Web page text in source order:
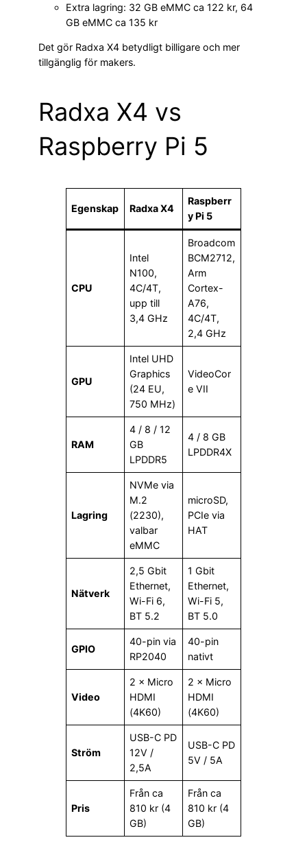
Extra lagring: 32 GB eMMC ca 122 kr, 64
GB eMMC ca 135 kr
Det gör Radxa X4 betydligt billigare och mer
tillgänglig för makers.
Radxa X4 vs
Raspberry Pi 5
Egenskap Radxa X4
Raspberr
y Pi 5
CPU
Intel
N100,
4C/4T,
upp till
3,4 GHz
Broadcom
BCM2712,
Arm
Cortex-
A76,
4C/4T,
2,4 GHz
GPU
Intel UHD
Graphics
(24 EU,
750 MHz)
VideoCor
e VII
RAM
4 / 8 / 12
GB
LPDDR5
4 / 8 GB
LPDDR4X
Lagring
NVMe via
M.2
(2230),
valbar
eMMC
microSD,
PCIe via
HAT
Nätverk
2,5 Gbit
Ethernet,
Wi-Fi 6,
BT 5.2
1 Gbit
Ethernet,
Wi-Fi 5,
BT 5.0
GPIO
40-pin via
RP2040
40-pin
nativt
Video
2 × Micro
HDMI
(4K60)
2 × Micro
HDMI
(4K60)
Ström
USB-C PD
12V /
2,5A
USB-C PD
5V / 5A
Pris
Från ca
810 kr (4
GB)
Från ca
810 kr (4
GB)